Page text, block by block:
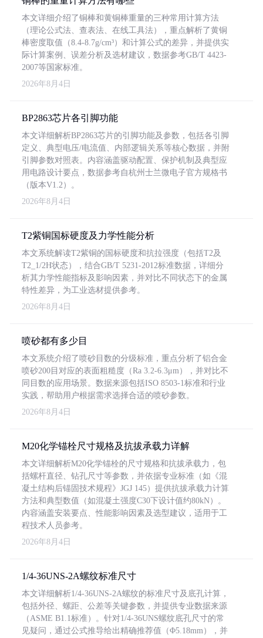
本文详细介绍了铜棒和黄铜棒重量的三种常用计算方法
（理论公式法、查表法、在线工具法），重点解析了黄铜
棒密度取值（8.4-8.7g/cm³）和计算公式的差异，并提供实
际计算案例、误差分析及选材建议，数据参考GB/T 4423-
2007等国家标准。
2026年8月4日
BP2863芯片各引脚功能
本文详细解析BP2863芯片的引脚功能及参数，包括各引脚
定义、典型电压/电流值、内部逻辑关系等核心数据，并附
引脚参数对照表。内容涵盖驱动配置、保护机制及典型应
用电路设计要点，数据参考自杭州士兰微电子官方规格书
（版本V1.2）。
2026年8月4日
T2紫铜国标硬度及力学性能分析
本文系统解读T2紫铜的国标硬度和抗拉强度（包括T2及
T2_1/2H状态），结合GB/T 5231-2012标准数据，详细分
析其力学性能指标及影响因素，并对比不同状态下的金属
特性差异，为工业选材提供参考。
2026年8月4日
喷砂都有多少目
本文系统介绍了喷砂目数的分级标准，重点分析了铝合金
喷砂200目对应的表面粗糙度（Ra 3.2-6.3μm），并对比不
同目数的应用场景。数据来源包括ISO 8503-1标准和行业
实践，帮助用户根据需求选择合适的喷砂参数。
2026年8月4日
M20化学锚栓尺寸规格及抗拔承载力详解
本文详细解析M20化学锚栓的尺寸规格和抗拔承载力，包
括螺杆直径、钻孔尺寸等参数，并依据专业标准（如《混
凝土结构后锚固技术规程》JGJ 145）提供抗拔承载力计算
方法和典型数值（如混凝土强度C30下设计值约80kN）。
内容涵盖安装要点、性能影响因素及选型建议，适用于工
程技术人员参考。
2026年8月4日
1/4-36UNS-2A螺纹标准尺寸
本文详细解析1/4-36UNS-2A螺纹的标准尺寸及底孔计算，
包括外径、螺距、公差等关键参数，并提供专业数据来源
（ASME B1.1标准）。针对1/4-36UNS螺纹底孔尺寸的常
见疑问，通过公式推导给出精确推荐值（Φ5.18mm），并